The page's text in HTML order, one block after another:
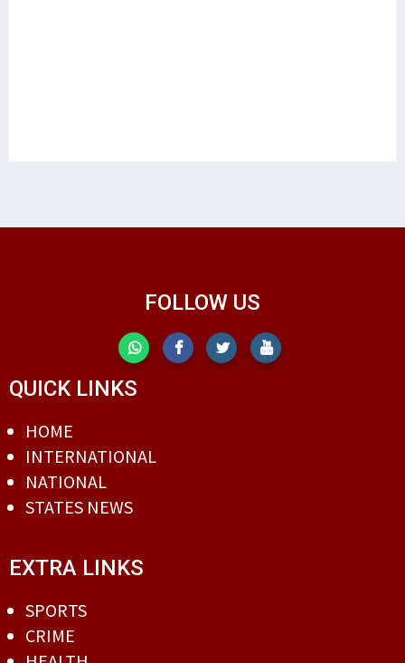
FOLLOW US
QUICK LINKS
HOME
INTERNATIONAL
NATIONAL
STATES NEWS
EXTRA LINKS
SPORTS
CRIME